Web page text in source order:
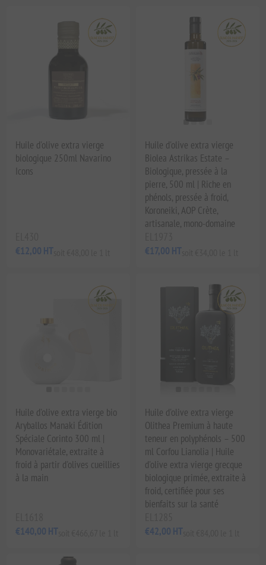
Huile d'olive extra vierge
biologique 250ml Navarino
Icons
€12,00 HT
Huile d'olive extra vierge
Biolea Astrikas Estate –
Biologique, pressée à la
pierre, 500 ml | Riche en
phénols, pressée à froid,
Koroneiki, AOP Crète,
artisanale, mono-domaine
€17,00 HT
Huile d'olive extra vierge bio
Aryballos Manaki Édition
Spéciale Corinto 300 ml |
Monovariétale, extraite à
froid à partir d'olives cueillies
à la main
€140,00 HT
Huile d'olive extra vierge
Olithea Premium à haute
teneur en polyphénols – 500
ml Corfou Lianolia | Huile
d'olive extra vierge grecque
biologique primée, extraite à
froid, certifiée pour ses
bienfaits sur la santé
€42,00 HT